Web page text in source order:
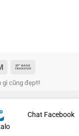
cũng đẹp!!!
Chat Facebook